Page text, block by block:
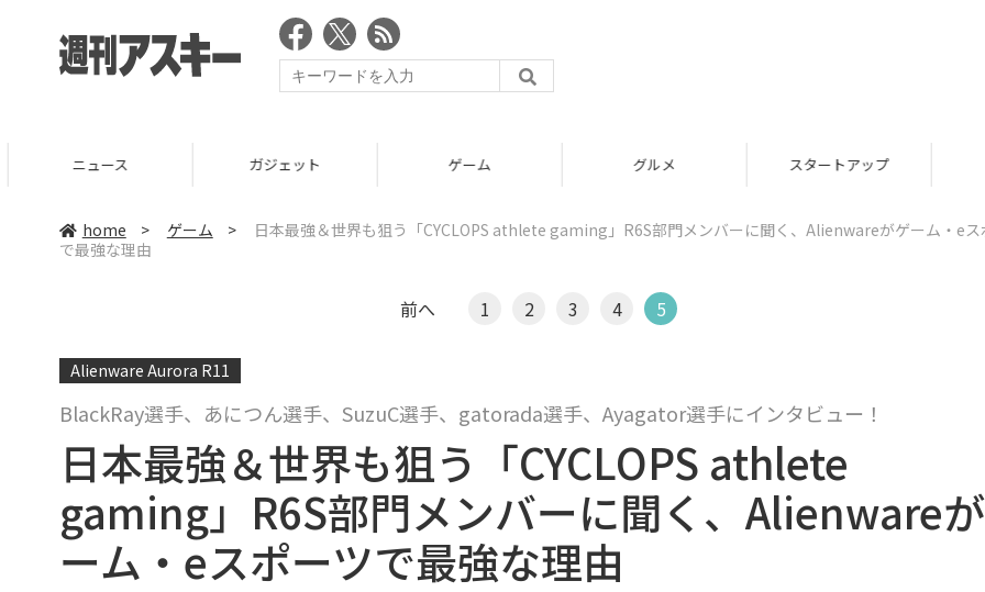
ニュース ガジェット ゲーム グルメ スタートアップ
home > ゲーム >
日本最強＆世界も狙う「CYCLOPS athlete gaming」R6S部門メンバーに聞く、Alienwareがゲーム・eス
で最強な理由
前へ 1 2 3 4 5
Alienware Aurora R11
BlackRay選手、あにつん選手、SuzuC選手、gatorada選手、Ayagator選手にインタビュー！
日本最強＆世界も狙う「CYCLOPS athlete
gaming」R6S部門メンバーに聞く、Alienware
ーム・eスポーツで最強な理由